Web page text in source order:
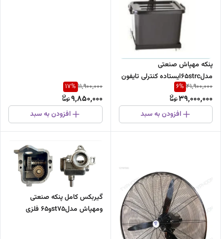
پنکه مهپاش صنعتی
مدل۶۵strcایستاده کنترلی تایفون
41,900,000
6%
39,000,000
افزودن به سبد
11,900,000
17%
9,850,000
افزودن به سبد
گیربکس کامل پنکه صنعتی
ومهپاش مدلst75و65 فلزی